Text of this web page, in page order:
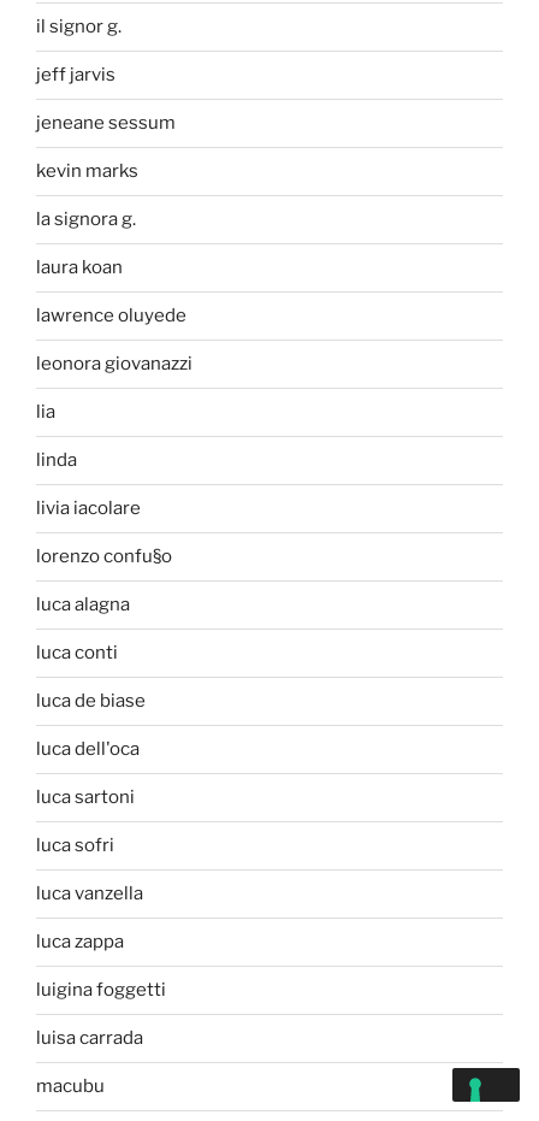
il signor g.
jeff jarvis
jeneane sessum
kevin marks
la signora g.
laura koan
lawrence oluyede
leonora giovanazzi
lia
linda
livia iacolare
lorenzo confu§o
luca alagna
luca conti
luca de biase
luca dell'oca
luca sartoni
luca sofri
luca vanzella
luca zappa
luigina foggetti
luisa carrada
macubu